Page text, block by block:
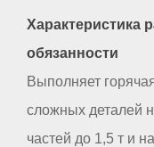
Характеристика
обязанности
Выполняет
сложных деталей
частей до 1,5 т и